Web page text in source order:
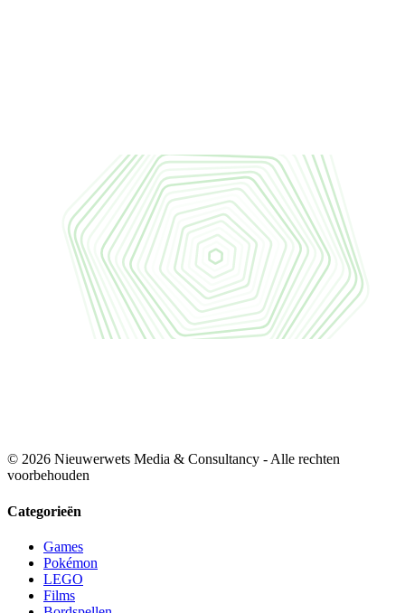
© 2026 Nieuwerwets Media & Consultancy - Alle rechten
voorbehouden
Categorieën
Games
Pokémon
LEGO
Films